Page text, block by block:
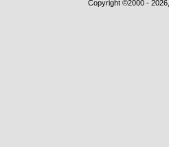
Copyright ©2000 -